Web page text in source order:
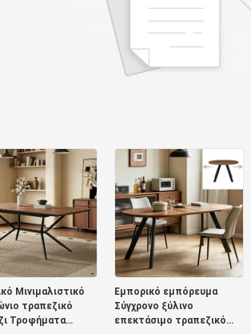
Μινιμαλιστικό
τραπεζικό
Τροφήματα
Εμπορικό εμπόρευμα
Σύγχρονο ξύλινο
επεκτάσιμο τραπεζικό